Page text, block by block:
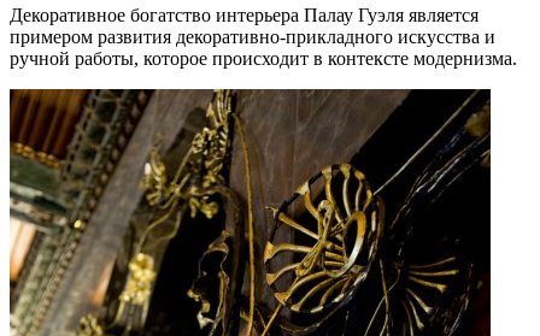
Декоративное богатство интерьера Палау Гуэля является
примером развития декоративно-прикладного искусства и
ручной работы, которое происходит в контексте модернизма.